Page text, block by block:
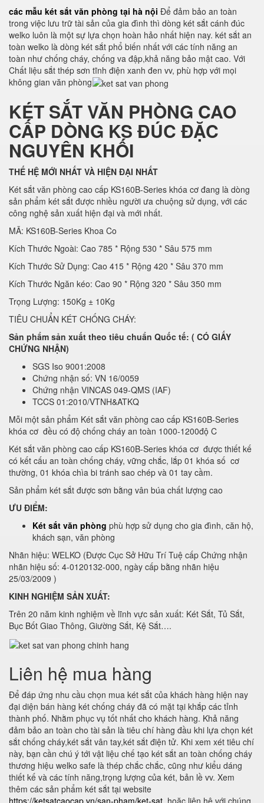
các mẫu két sắt văn phòng tại hà nội Để đảm bảo an toàn
trong việc lưu trữ tài sản của gia đình thì dòng két sắt cánh đúc
welko luôn là một sự lựa chọn hoàn hảo nhất hiện nay. két sắt an
toàn welko là dòng két sắt phổ biến nhất với các tính năng an
toàn như chống cháy, chống va đập,khả năng bảo mật cao. Với
Chất liệu sắt thép sơn tĩnh điện xanh đen vv, phù hợp với mọi
không gian văn phòng
KÉT SẮT VĂN PHÒNG CAO
CẤP DÒNG KS ĐÚC ĐẶC
NGUYÊN KHỐI
THẾ HỆ MỚI NHẤT VÀ HIỆN ĐẠI NHẤT
Két sắt văn phòng cao cấp KS160B-Series khóa cơ đang là dòng
sản phẩm két sắt được nhiều người ưa chuộng sử dụng, với các
công nghệ sản xuất hiện đại và mới nhất.
MÃ: KS160B-Series Khoa Co
Kích Thước Ngoài: Cao 785 * Rộng 530 * Sâu 575 mm
Kích Thước Sử Dụng: Cao 415 * Rộng 420 * Sâu 370 mm
Kích Thước Ngăn kéo: Cao 90 * Rộng 320 * Sâu 350 mm
Trọng Lượng: 150Kg ± 10Kg
TIÊU CHUẨN KÉT CHỐNG CHÁY:
Sản phẩm sản xuất theo tiêu chuẩn Quốc tế: ( CÓ GIẤY
CHỨNG NHẬN)
SGS Iso 9001:2008
Chứng nhận số: VN 16/0059
Chứng nhận VINCAS 049-QMS (IAF)
TCCS 01:2010/VTNH&ATKQ
Mỗi một sản phẩm Két sắt văn phòng cao cấp KS160B-Series
khóa cơ đều có độ chống cháy an toàn 1000-1200độ C
Két sắt văn phòng cao cấp KS160B-Series khóa cơ được thiết kế
có kết cấu an toàn chống cháy, vững chắc, lắp 01 khóa số cơ
thường, 01 khóa chìa bi tránh sao chép và 01 tay cầm.
Sản phẩm két sắt được sơn bằng vân búa chất lượng cao
ƯU ĐIỂM:
Két sắt văn phòng phù hợp sử dụng cho gia đình, căn hộ,
khách sạn, văn phòng
Nhãn hiệu: WELKO (Được Cục Sở Hữu Trí Tuệ cấp Chứng nhận
nhãn hiệu số: 4-0120132-000, ngày cấp bằng nhãn hiệu
25/03/2009 )
KINH NGHIỆM SẢN XUẤT:
Trên 20 năm kinh nghiệm về lĩnh vực sản xuất: Két Sắt, Tủ Sắt,
Bục Bốt Giao Thông, Giường Sắt, Kệ Sắt….
Liên hệ mua hàng
Để đáp ứng nhu cầu chọn mua két sắt của khách hàng hiện nay
đại diện bán hàng két chống cháy đã có mặt tại khắp các tỉnh
thành phố. Nhằm phục vụ tốt nhất cho khách hàng. Khả năng
đảm bảo an toàn cho tài sản là tiêu chí hàng đầu khi lựa chọn két
sắt chống cháy,két sắt vân tay,két sắt điện tử. Khi xem xét tiêu chí
này, bạn cần chú ý tới vật liệu chế tạo két sắt an toàn chống cháy
thương hiệu welko safe là thép chắc chắc, cũng như kiểu dáng
thiết kế và các tính năng,trọng lượng của két, bản lề vv. Xem
thêm các sản phẩm két sắt tại website
https://ketsatcaocap.vn/san-pham/ket-sat hoặc liên hệ với chúng